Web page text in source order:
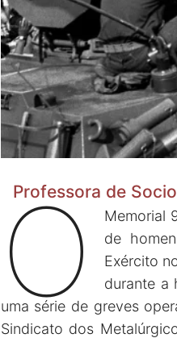
Professora de
O
Memorial
de
Exército
durante a
uma série de greves
Sindicato dos